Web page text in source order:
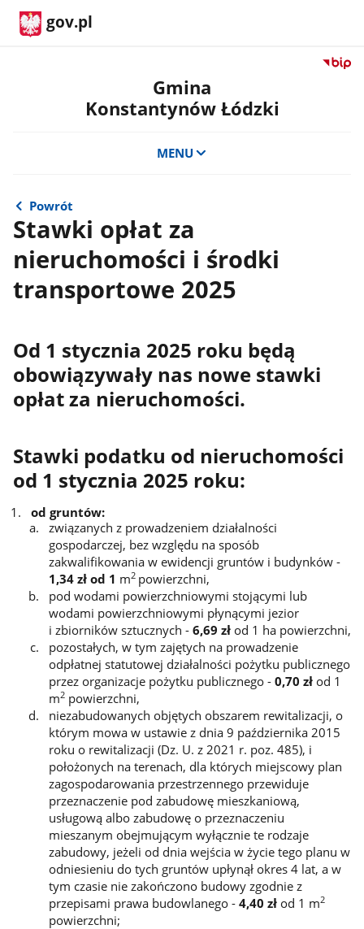
gov.pl
Przejdź
Gmina
Konstantynów Łódzki
MENU
Powrót
Stawki opłat za
nieruchomości i środki
transportowe 2025
Od 1 stycznia 2025 roku będą
obowiązywały nas nowe stawki
opłat za nieruchomości.
Stawki podatku od nieruchomości
od 1 stycznia 2025 roku:
od gruntów:
związanych z prowadzeniem działalności
gospodarczej, bez względu na sposób
zakwalifikowania w ewidencji gruntów i budynków -
1,34 zł od 1 m2 powierzchni,
pod wodami powierzchniowymi stojącymi lub
wodami powierzchniowymi płynącymi jezior
i zbiorników sztucznych -6,69 złod 1 ha powierzchni,
pozostałych, w tym zajętych na prowadzenie
odpłatnej statutowej działalności pożytku publicznego
przez organizacje pożytku publicznego -0,70 złod 1
m2powierzchni,
niezabudowanych objętych obszarem rewitalizacji, o
którym mowa w ustawie z dnia 9 października 2015
roku o rewitalizacji (Dz. U. z 2021 r. poz. 485), i
położonych na terenach, dla których miejscowy plan
zagospodarowania przestrzennego przewiduje
przeznaczenie pod zabudowę mieszkaniową,
usługową albo zabudowę o przeznaczeniu
mieszanym obejmującym wyłącznie te rodzaje
zabudowy, jeżeli od dnia wejścia w życie tego planu w
odniesieniu do tych gruntów upłynął okres 4 lat, a w
tym czasie nie zakończono budowy zgodnie z
przepisami prawa budowlanego - 4,40 złod 1 m2
powierzchni;